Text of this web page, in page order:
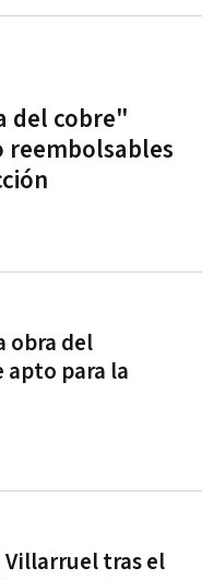
del cobre"
reembolsables
obra del
apto para la
tras el